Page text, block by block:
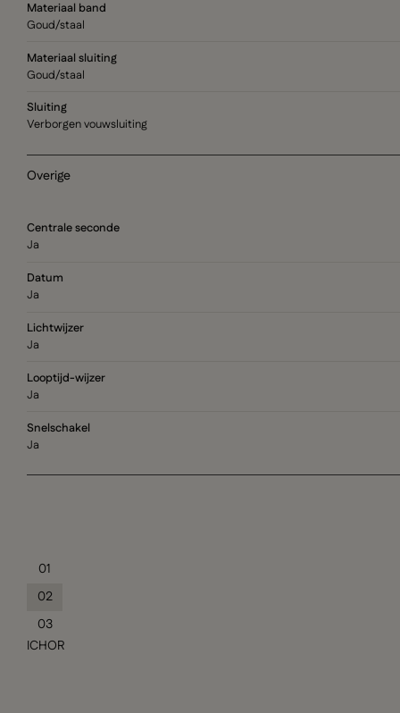
Materiaal band
Goud/staal
Materiaal sluiting
Goud/staal
Sluiting
Verborgen vouwsluiting
Overige
Centrale seconde
Ja
Datum
Ja
Lichtwijzer
Ja
Looptijd-wijzer
Ja
Snelschakel
Ja
01
02
03
ICHOR